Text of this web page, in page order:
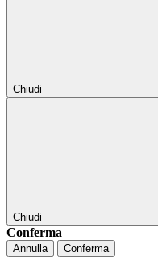
Chiudi
Chiudi
Conferma
Annulla Conferma